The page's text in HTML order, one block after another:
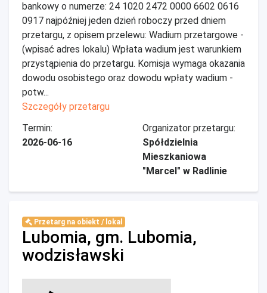
bankowy o numerze: 24 1020 2472 0000 6602 0616
0917 najpóźniej jeden dzień roboczy przed dniem
przetargu, z opisem przelewu: Wadium przetargowe -
(wpisać adres lokalu) Wpłata wadium jest warunkiem
przystąpienia do przetargu. Komisja wymaga okazania
dowodu osobistego oraz dowodu wpłaty wadium -
potw...
Szczegóły przetargu
Termin:
2026-06-16
Organizator przetargu:
Spółdzielnia
Mieszkaniowa
"Marcel" w Radlinie
Przetarg na obiekt / lokal
Lubomia, gm. Lubomia,
wodzisławski